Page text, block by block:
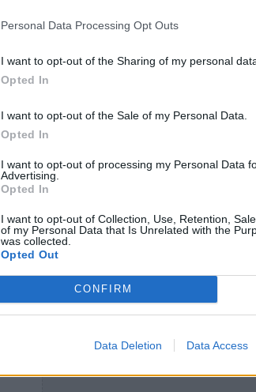
Personal Data Processing Opt Outs
I want to opt-out of the Sharing of my personal
Opted In
I want to opt-out of the Sale of my Personal Data.
Opted In
I want to opt-out of processing my Personal Data
Advertising.
Opted In
I want to opt-out of Collection, Use, Retention,
of my Personal Data that Is Unrelated with the
was collected.
Opted Out
CONFIRM
Data Deletion Data Access
Ο τίτλος του album είναι
της Κατερίνας Γώγου,
Η ζωή μας είναι σουγιάδες.